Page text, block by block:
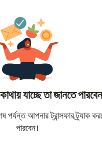
যাচ্ছে তা জানতে পারবেন
আপনার ট্রান্সফার ট্র্যাক
পারবেন।